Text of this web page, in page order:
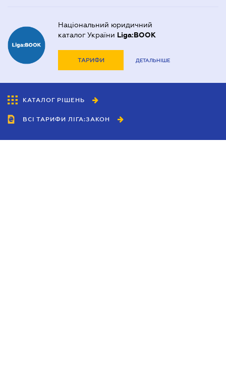
Національний юридичний
каталог України Liga:BOOK
ТАРИФИ ДЕТАЛЬНІШЕ
КАТАЛОГ РІШЕНЬ
ВСІ ТАРИФИ ЛІГА:ЗАКОН